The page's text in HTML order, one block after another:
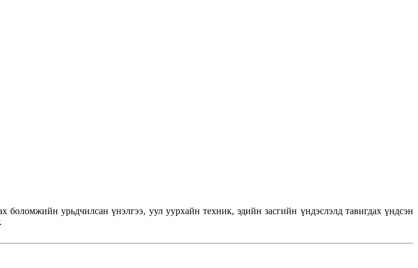
урьдчилсан үнэлгээ, уул уурхайн техник, эдийн засгийн үндэслэлд тавигдах үндсэн